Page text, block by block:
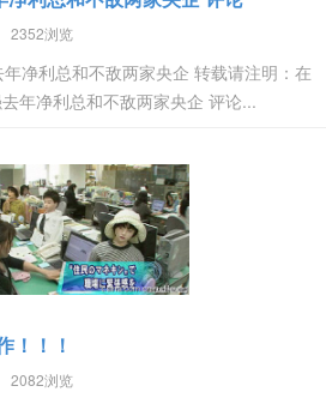
2352浏览
净利总和不敌两家央企 转载请注明：在
年净利总和不敌两家央企 评论...
！！！
2082浏览